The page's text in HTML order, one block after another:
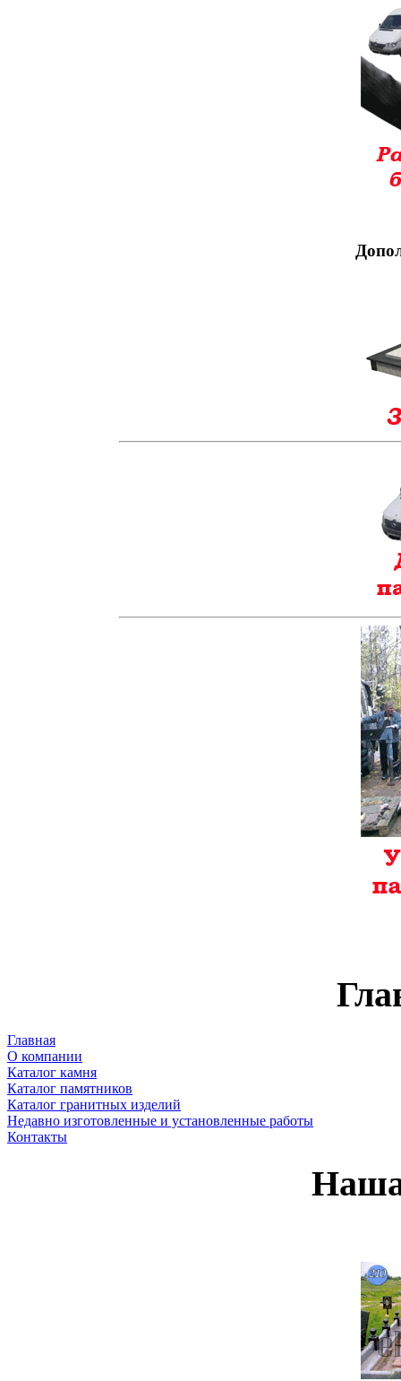
Главная
О компании
Каталог камня
Каталог памятников
Каталог гранитных изделий
Недавно изготовленные и установленные работы
Контакты